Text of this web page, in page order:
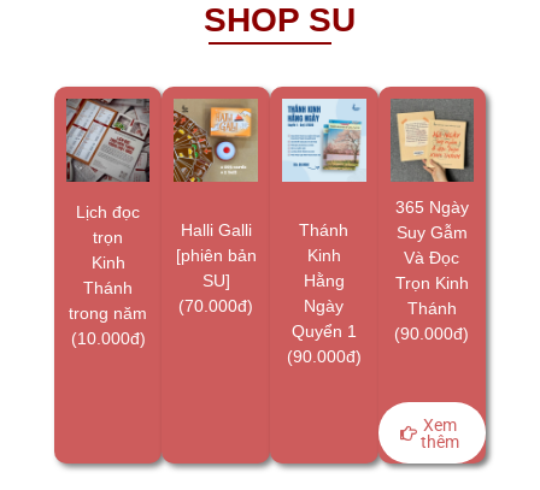
SHOP SU
Lịch đọc
trọn
Kinh
Thánh
trong năm
(10.000đ)
Halli Galli
[phiên bản
SU]
(70.000đ)
Thánh
Kinh
Hằng
Ngày
Quyển 1
(90.000đ)
365 Ngày
Suy Gẫm
Và Đọc
Trọn Kinh
Thánh
(90.000đ)
Xem
thêm